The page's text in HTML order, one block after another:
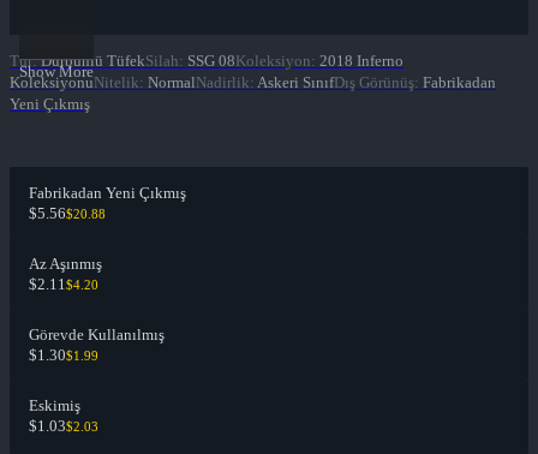
Show More
Tür: Dürbünlü TüfekSilah: SSG 08Koleksiyon: 2018 Inferno
KoleksiyonuNitelik: NormalNadirlik: Askeri SınıfDış Görünüş: Fabrikadan
Yeni Çıkmış
Fabrikadan Yeni Çıkmış
$5.56$20.88
Az Aşınmış
$2.11$4.20
Görevde Kullanılmış
$1.30$1.99
Eskimiş
$1.03$2.03